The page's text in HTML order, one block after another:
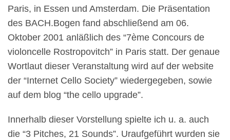
Paris, in Essen und Amsterdam. Die Präsentation
des BACH.Bogen fand abschließend am 06.
Oktober 2001 anläßlich des “7ème Concours de
violoncelle Rostropovitch” in Paris statt. Der genaue
Wortlaut dieser Veranstaltung wird auf der website
der “Internet Cello Society” wiedergegeben, sowie
auf dem blog “the cello upgrade”.
Innerhalb dieser Vorstellung spielte ich u. a. auch
die “3 Pitches, 21 Sounds”. Uraufgeführt wurden sie